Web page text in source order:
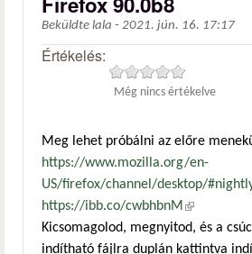
Beküldte lala - 2021. jún. 16. 17:17
Értékelés:
Még nincs értékelve
Meg lehet próbálni az előre
https://www.mozilla.org/en-
US/firefox/channel/desktop/
https://ibb.co/cwbhbnM (külső
Kicsomagolod, megnyitod, és a
indítható fájlra duplán kattintva